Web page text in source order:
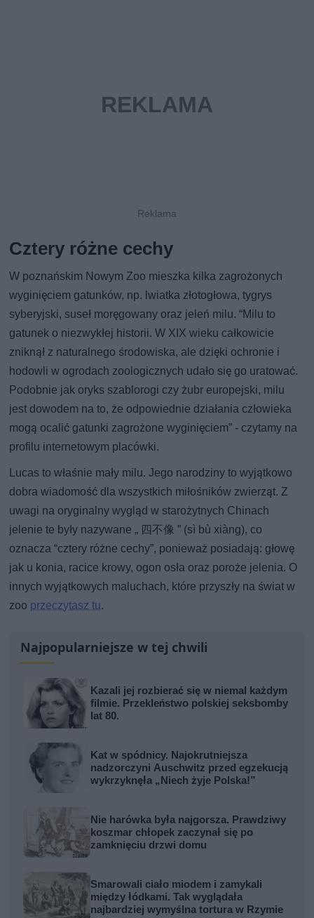
Cztery różne cechy
W poznańskim Nowym Zoo mieszka kilka zagrożonych
wyginięciem gatunków, np. lwiatka złotogłowa, tygrys
syberyjski, suseł moręgowany oraz jeleń milu. “Milu to
gatunek o niezwykłej historii. W XIX wieku całkowicie
zniknął z naturalnego środowiska, ale dzięki ochronie i
hodowli w ogrodach zoologicznych udało się go uratować.
Podobnie jak oryks szablorogi czy żubr europejski, milu
jest dowodem na to, że odpowiednie działania człowieka
mogą ocalić gatunki zagrożone wyginięciem” - czytamy na
profilu internetowym placówki.
Lucas to właśnie mały milu. Jego narodziny to wyjątkowo
dobra wiadomość dla wszystkich miłośników zwierząt. Z
uwagi na oryginalny wygląd w starożytnych Chinach
jelenie te były nazywane „ 四不像 ” (sì bù xiàng), co
oznacza “cztery różne cechy”, ponieważ posiadają: głowę
jak u konia, racice krowy, ogon osła oraz poroże jelenia. O
innych wyjątkowych maluchach, które przyszły na świat w
zoo przeczytasz tu.
Najpopularniejsze w tej chwili
Kazali jej rozbierać się w niemal każdym
filmie. Przekleństwo polskiej seksbomby
lat 80.
Kat w spódnicy. Najokrutniejsza
nadzorczyni Auschwitz przed egzekucją
wykrzyknęła „Niech żyje Polska!”
Nie harówka była najgorsza. Prawdziwy
koszmar chłopek zaczynał się po
zamknięciu drzwi domu
Smarowali ciało miodem i zamykali
między łódkami. Tak wyglądała
najbardziej wymyślna tortura w Rzymie